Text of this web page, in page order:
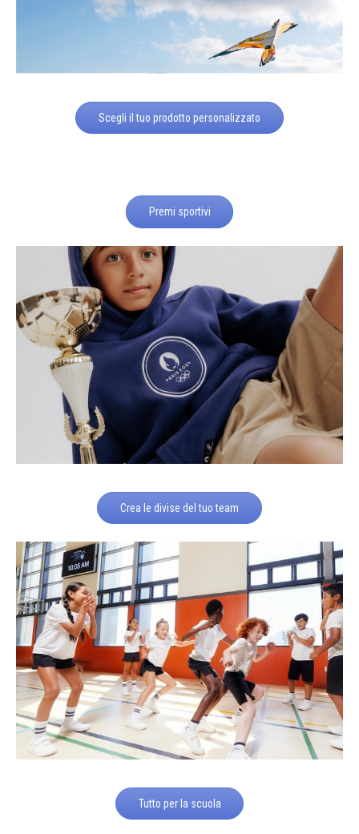
Scegli il tuo prodotto personalizzato
Premi sportivi
Crea le divise del tuo team
Tutto per la scuola